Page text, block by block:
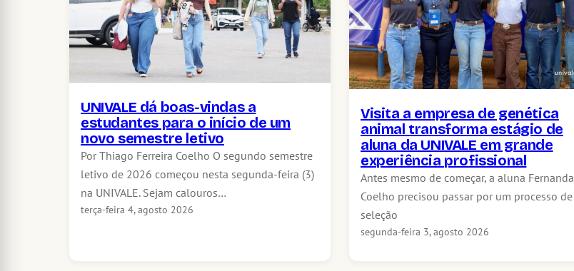
UNIVALE dá boas-vindas a
estudantes para o início de um
novo semestre letivo
Por Thiago Ferreira Coelho O segundo semestre
letivo de 2026 começou nesta segunda-feira (3)
na UNIVALE. Sejam calouros…
terça-feira 4, agosto 2026
Visita a empresa de genética
animal transforma estágio de
aluna da UNIVALE em grande
experiência profissional
Antes mesmo de começar, a aluna Fernanda
Coelho precisou passar por um processo de
seleção
segunda-feira 3, agosto 2026